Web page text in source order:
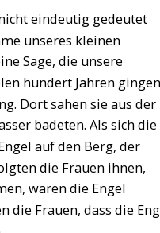
eindeutig gedeutet
unseres kleinen
Sage, die unsere
hundert Jahren
Dort sahen sie aus der
badeten. Als sich die
auf den Berg, der
die Frauen ihnen,
waren die Engel
die Frauen, dass die